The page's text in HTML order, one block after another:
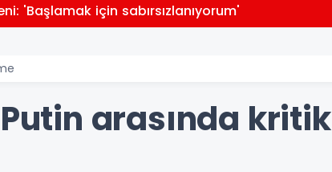
'Başlamak için sabırsızlanıyorum'
arasında kritik